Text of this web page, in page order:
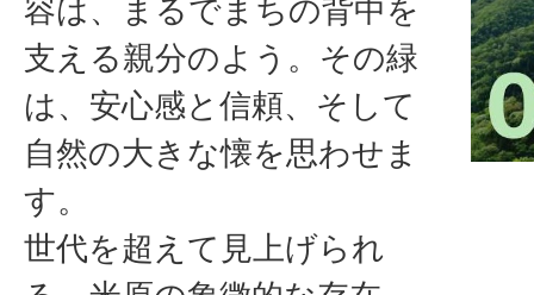
容は、まるでまちの背中を
支える親分のよう。その緑
は、安心感と信頼、そして
自然の大きな懐を思わせま
す。
世代を超えて見上げられ